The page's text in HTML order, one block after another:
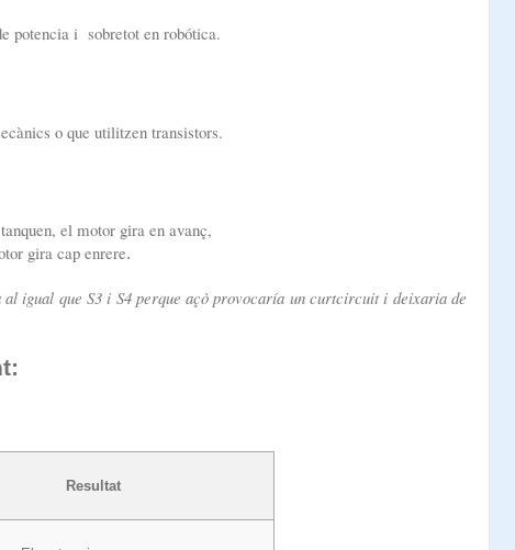
potencia i sobretot en robótica.
o que utilitzen transistors.
el motor gira en avanç,
gira cap enrere.
al igual que S3 i S4 perque açò provocaría un curtcircuit i deixaria de
Resultat